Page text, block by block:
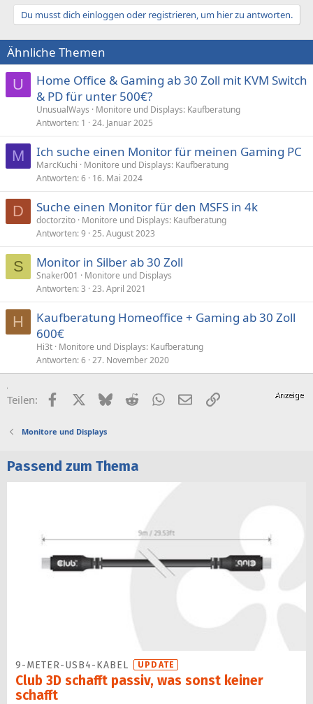
Du musst dich einloggen oder registrieren, um hier zu antworten.
Ähnliche Themen
U
Home Office & Gaming ab 30 Zoll mit KVM Switch
& PD für unter 500€?
UnusualWays
Monitore und Displays: Kaufberatung
Antworten 1 24. Januar 2025
M Ich suche einen Monitor für meinen Gaming PC
MarcKuchi
Monitore und Displays: Kaufberatung
Antworten 6 16. Mai 2024
D Suche einen Monitor für den MSFS in 4k
doctorzito Monitore und Displays: Kaufberatung
Antworten 9 25. August 2023
S Monitor in Silber ab 30 Zoll
Snaker001
Monitore und Displays
Antworten 3 23. April 2021
H
Kaufberatung Homeoffice + Gaming ab 30 Zoll
600€
Hi3t Monitore und Displays: Kaufberatung
Antworten 6 27. November 2020
Teilen: FacebookX (Twitter)
BlueskyRedditWhatsApp
E-MailLink
Monitore und Displays
Passend zum Thema
9-METER-USB4-KABEL UPDATE
Club 3D schafft passiv, was sonst keiner
schafft